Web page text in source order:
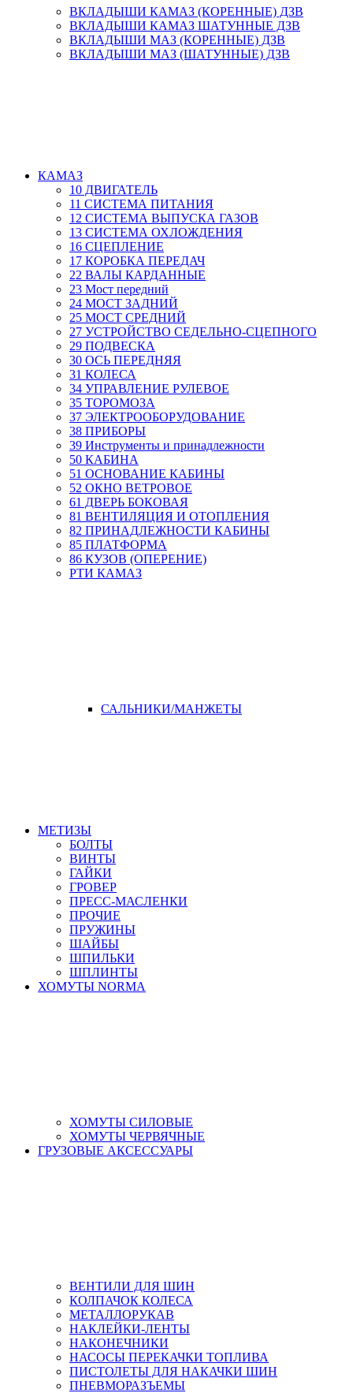
ВКЛАДЫШИ КАМАЗ (КОРЕННЫЕ) ДЗВ
ВКЛАДЫШИ КАМАЗ ШАТУННЫЕ ДЗВ
ВКЛАДЫШИ МАЗ (КОРЕННЫЕ) ДЗВ
ВКЛАДЫШИ МАЗ (ШАТУННЫЕ) ДЗВ
КАМАЗ
10 ДВИГАТЕЛЬ
11 СИСТЕМА ПИТАНИЯ
12 СИСТЕМА ВЫПУСКА ГАЗОВ
13 СИСТЕМА ОХЛОЖДЕНИЯ
16 СЦЕПЛЕНИЕ
17 КОРОБКА ПЕРЕДАЧ
22 ВАЛЫ КАРДАННЫЕ
23 Мост передний
24 МОСТ ЗАДНИЙ
25 МОСТ СРЕДНИЙ
27 УСТРОЙСТВО СЕДЕЛЬНО-СЦЕПНОГО
29 ПОДВЕСКА
30 ОСЬ ПЕРЕДНЯЯ
31 КОЛЕСА
34 УПРАВЛЕНИЕ РУЛЕВОЕ
35 ТОРОМОЗА
37 ЭЛЕКТРООБОРУДОВАНИЕ
38 ПРИБОРЫ
39 Инструменты и принадлежности
50 КАБИНА
51 ОСНОВАНИЕ КАБИНЫ
52 ОКНО ВЕТРОВОЕ
61 ДВЕРЬ БОКОВАЯ
81 ВЕНТИЛЯЦИЯ И ОТОПЛЕНИЯ
82 ПРИНАДЛЕЖНОСТИ КАБИНЫ
85 ПЛАТФОРМА
86 КУЗОВ (ОПЕРЕНИЕ)
РТИ КАМАЗ
САЛЬНИКИ/МАНЖЕТЫ
МЕТИЗЫ
БОЛТЫ
ВИНТЫ
ГАЙКИ
ГРОВЕР
ПРЕСС-МАСЛЕНКИ
ПРОЧИЕ
ПРУЖИНЫ
ШАЙБЫ
ШПИЛЬКИ
ШПЛИНТЫ
ХОМУТЫ NORMA
ХОМУТЫ СИЛОВЫЕ
ХОМУТЫ ЧЕРВЯЧНЫЕ
ГРУЗОВЫЕ АКСЕССУАРЫ
ВЕНТИЛИ ДЛЯ ШИН
КОЛПАЧОК КОЛЕСА
МЕТАЛЛОРУКАВ
НАКЛЕЙКИ-ЛЕНТЫ
НАКОНЕЧНИКИ
НАСОСЫ ПЕРЕКАЧКИ ТОПЛИВА
ПИСТОЛЕТЫ ДЛЯ НАКАЧКИ ШИН
ПНЕВМОРАЗЪЕМЫ